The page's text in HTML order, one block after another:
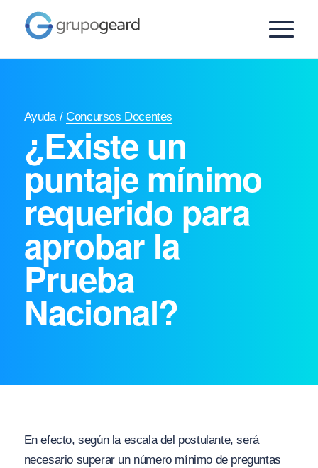
Ayuda / Concursos Docentes
¿Existe un
puntaje mínimo
requerido para
aprobar la
Prueba
Nacional?
En efecto, según la escala del postulante, será
necesario superar un número mínimo de preguntas